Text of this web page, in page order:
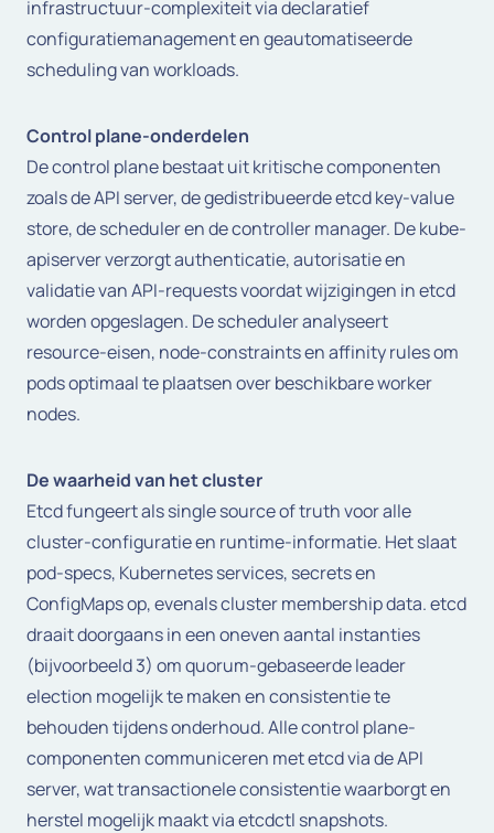
infrastructuur-complexiteit via declaratief
configuratiemanagement en geautomatiseerde
scheduling van workloads.
Control plane-onderdelen
De control plane bestaat uit kritische componenten
zoals de API server, de gedistribueerde etcd key-value
store, de scheduler en de controller manager. De kube-
apiserver verzorgt authenticatie, autorisatie en
validatie van API-requests voordat wijzigingen in etcd
worden opgeslagen. De scheduler analyseert
resource-eisen, node-constraints en affinity rules om
pods optimaal te plaatsen over beschikbare worker
nodes.
De waarheid van het cluster
Etcd fungeert als single source of truth voor alle
cluster-configuratie en runtime-informatie. Het slaat
pod-specs, Kubernetes services, secrets en
ConfigMaps op, evenals cluster membership data. etcd
draait doorgaans in een oneven aantal instanties
(bijvoorbeeld 3) om quorum-gebaseerde leader
election mogelijk te maken en consistentie te
behouden tijdens onderhoud. Alle control plane-
componenten communiceren met etcd via de API
server, wat transactionele consistentie waarborgt en
herstel mogelijk maakt via etcdctl snapshots.